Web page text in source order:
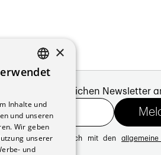
unseren monatlichen Newsletter
erklären Sie sich mit den
FRENCH
×
Inhalte und
und unseren
Wir geben
unserer
und